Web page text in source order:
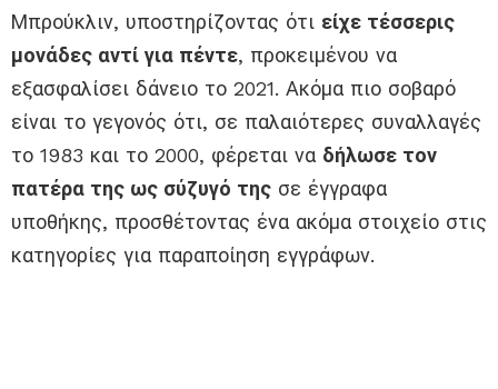
Μπρούκλιν, υποστηρίζοντας ότι είχε τέσσερις
μονάδες αντί για πέντε, προκειμένου να
εξασφαλίσει δάνειο το 2021. Ακόμα πιο σοβαρό
είναι το γεγονός ότι, σε παλαιότερες συναλλαγές
το 1983 και το 2000, φέρεται να δήλωσε τον
πατέρα της ως σύζυγό της σε έγγραφα
υποθήκης, προσθέτοντας ένα ακόμα στοιχείο στις
κατηγορίες για παραποίηση εγγράφων.